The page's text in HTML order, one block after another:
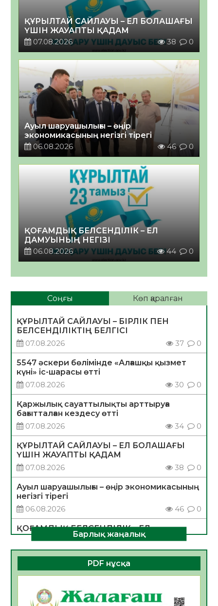
ҚҰРЫЛТАЙ САЙЛАУЫ – ЕЛ БОЛАШАҒЫ
ҮШІН ЖАУАПТЫ ҚАДАМ
07.08.2026
38 0
Ауыл шаруашылығы – өңір
экономикасының негізгі тірегі
06.08.2026
46 0
ҚОҒАМДЫҚ БЕЛСЕНДІЛІК – ЕЛ
ДАМУЫНЫҢ НЕГІЗІ
06.08.2026
44 0
Соңғы Көп қаралған
ҚҰРЫЛТАЙ САЙЛАУЫ – БІРЛІК ПЕН
БЕЛСЕНДІЛІКТІҢ БЕЛГІСІ
07.08.2026
37 0
5547 әскери бөлімінде «Алғашқы қызмет
күні» іс-шарасы өтті
07.08.2026
30 0
Қаржылық сауаттылықты арттыруға
бағытталған кездесу өтті
07.08.2026
34 0
ҚҰРЫЛТАЙ САЙЛАУЫ – ЕЛ БОЛАШАҒЫ
ҮШІН ЖАУАПТЫ ҚАДАМ
07.08.2026
38 0
Ауыл шаруашылығы – өңір экономикасының
негізгі тірегі
06.08.2026
46 0
ҚОҒАМДЫҚ БЕЛСЕНДІЛІК – ЕЛ
ДАМУЫНЫҢ НЕГІЗІ
06.08.2026
44 0
ҚҰРЫЛТАЙ САЙЛАУЫ – БОЛАШАҚҚА
БАСТАР ЖАУАПТЫ ТАҢДАУ
06.08.2026
Барлық жаңалық
PDF нұсқа